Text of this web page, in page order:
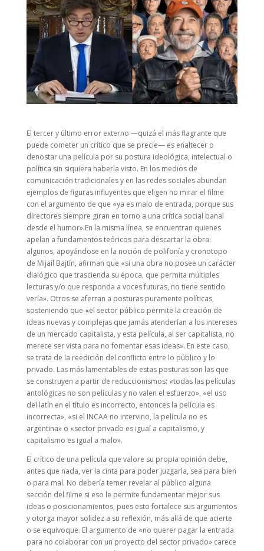
El tercer y último error externo —quizá el más flagrante que
puede cometer un crítico que se precie— es enaltecer o
denostar una película por su postura ideológica, intelectual o
política sin siquiera haberla visto. En los medios de
comunicación tradicionales y en las redes sociales abundan
ejemplos de figuras influyentes que eligen no mirar el filme
con el argumento de que «ya es malo de entrada, porque sus
directores siempre giran en torno a una crítica social banal
desde el humor».En la misma línea, se encuentran quienes
apelan a fundamentos teóricos para descartar la obra:
algunos, apoyándose en la noción de polifonía y cronotopo
de Mijaíl Bajtín, afirman que «si una obra no posee un carácter
dialógico que trascienda su época, que permita múltiples
lecturas y/o que responda a voces futuras, no tiene sentido
verla». Otros se aferran a posturas puramente políticas,
sosteniendo que «el sector público permite la creación de
ideas nuevas y complejas que jamás atenderían a los intereses
de un mercado capitalista, y esta película, al ser capitalista, no
merece ser vista para no fomentar esas ideas». En este caso,
se trata de la reedición del conflicto entre lo público y lo
privado. Las más lamentables de estas posturas son las que
se construyen a partir de reduccionismos: «todas las películas
antológicas no son películas y no valen el esfuerzo», «el uso
del latín en el título es incorrecto, entonces la película es
incorrecta», «si el INCAA no intervino, la película no es
argentina» o «sector privado es igual a capitalismo, y
capitalismo es igual a malo».
El crítico de una película que valore su propia opinión debe,
antes que nada, ver la cinta para poder juzgarla, sea para bien
o para mal. No debería temer revelar al público alguna
sección del filme si eso le permite fundamentar mejor sus
ideas o posicionamientos, pues esto fortalece sus argumentos
y otorga mayor solidez a su reflexión, más allá de que acierte
o se equivoque. El argumento de «no querer pagar la entrada
para no colaborar con un proyecto del sector privado» carece